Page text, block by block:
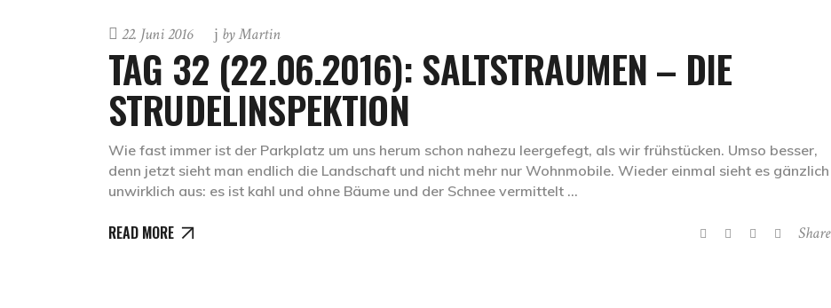
22. Juni 2016 byMartin
TAG 32 (22.06.2016): SALTSTRAUMEN – DIE
STRUDELINSPEKTION
Wie fast immer ist der Parkplatz um uns herum schon nahezu leergefegt, als wir frühstücken. Umso besser,
denn jetzt sieht man endlich die Landschaft und nicht mehr nur Wohnmobile. Wieder einmal sieht es gänzlich
unwirklich aus: es ist kahl und ohne Bäume und der Schnee vermittelt
READ MORE Share